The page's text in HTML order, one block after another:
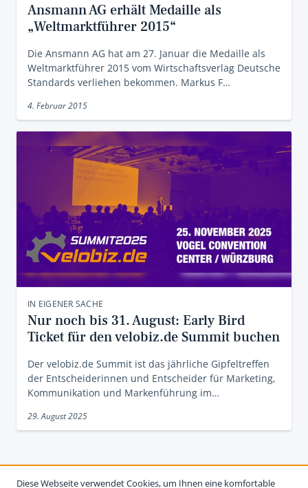
Ansmann AG erhält Medaille als
„Weltmarktführer 2015“
Die Ansmann AG hat am 27. Januar die Medaille als
Weltmarktführer 2015 vom Wirtschaftsverlag Deutsche
Standards verliehen bekommen. Markus F…
4. Februar 2015
IN EIGENER SACHE
Nur noch bis 31. August: Early Bird
Ticket für den velobiz.de Summit buchen
Der velobiz.de Summit ist das jährliche Gipfeltreffen
der Entscheiderinnen und Entscheider für Marketing,
Kommunikation und Markenführung im…
29. August 2025
Diese Webseite verwendet Cookies, um Ihnen eine komfortable